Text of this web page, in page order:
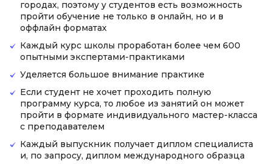
городах, поэтому у студентов есть возможность
пройти обучение не только в онлайн, но и в
оффлайн форматах
Каждый курс школы проработан более чем 600
опытными экспертами-практиками
Уделяется большое внимание практике
Если студент не хочет проходить полную
программу курса, то любое из занятий он может
пройти в формате индивидуального мастер-класса
с преподавателем
Каждый выпускник получает диплом специалиста
и, по запросу, диплом международного образца